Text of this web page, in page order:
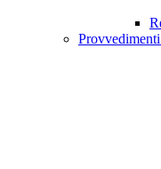
Provvedimenti